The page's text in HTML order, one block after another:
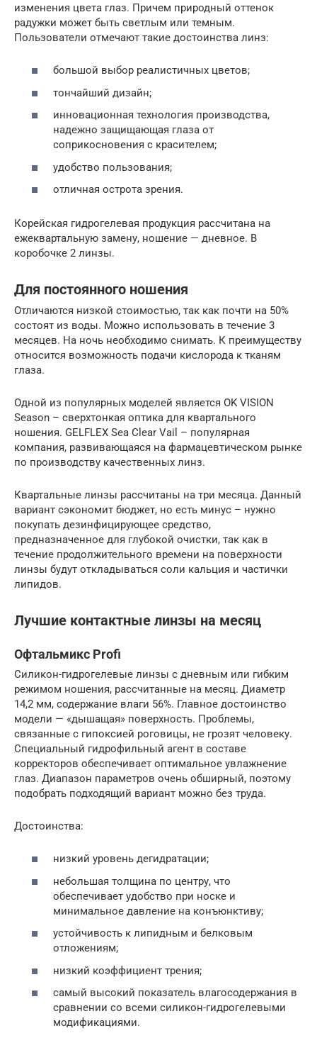
изменения цвета глаз. Причем природный оттенок
радужки может быть светлым или темным.
Пользователи отмечают такие достоинства линз:
большой выбор реалистичных цветов;
тончайший дизайн;
инновационная технология производства,
надежно защищающая глаза от
соприкосновения с красителем;
удобство пользования;
отличная острота зрения.
Корейская гидрогелевая продукция рассчитана на
ежеквартальную замену, ношение — дневное. В
коробочке 2 линзы.
Для постоянного ношения
Отличаются низкой стоимостью, так как почти на 50%
состоят из воды. Можно использовать в течение 3
месяцев. На ночь необходимо снимать. К преимуществу
относится возможность подачи кислорода к тканям
глаза.
Одной из популярных моделей является OK VISION
Season – сверхтонкая оптика для квартального
ношения. GELFLEX Sea Clear Vail – популярная
компания, развивающаяся на фармацевтическом рынке
по производству качественных линз.
Квартальные линзы рассчитаны на три месяца. Данный
вариант сэкономит бюджет, но есть минус – нужно
покупать дезинфицирующее средство,
предназначенное для глубокой очистки, так как в
течение продолжительного времени на поверхности
линзы будут откладываться соли кальция и частички
липидов.
Лучшие контактные линзы на месяц
Офтальмикс Profi
Силикон-гидрогелевые линзы с дневным или гибким
режимом ношения, рассчитанные на месяц. Диаметр
14,2 мм, содержание влаги 56%. Главное достоинство
модели — «дышащая» поверхность. Проблемы,
связанные с гипоксией роговицы, не грозят человеку.
Специальный гидрофильный агент в составе
корректоров обеспечивает оптимальное увлажнение
глаз. Диапазон параметров очень обширный, поэтому
подобрать подходящий вариант можно без труда.
Достоинства:
низкий уровень дегидратации;
небольшая толщина по центру, что
обеспечивает удобство при носке и
минимальное давление на конъюнктиву;
устойчивость к липидным и белковым
отложениям;
низкий коэффициент трения;
самый высокий показатель влагосодержания в
сравнении со всеми силикон-гидрогелевыми
модификациями.